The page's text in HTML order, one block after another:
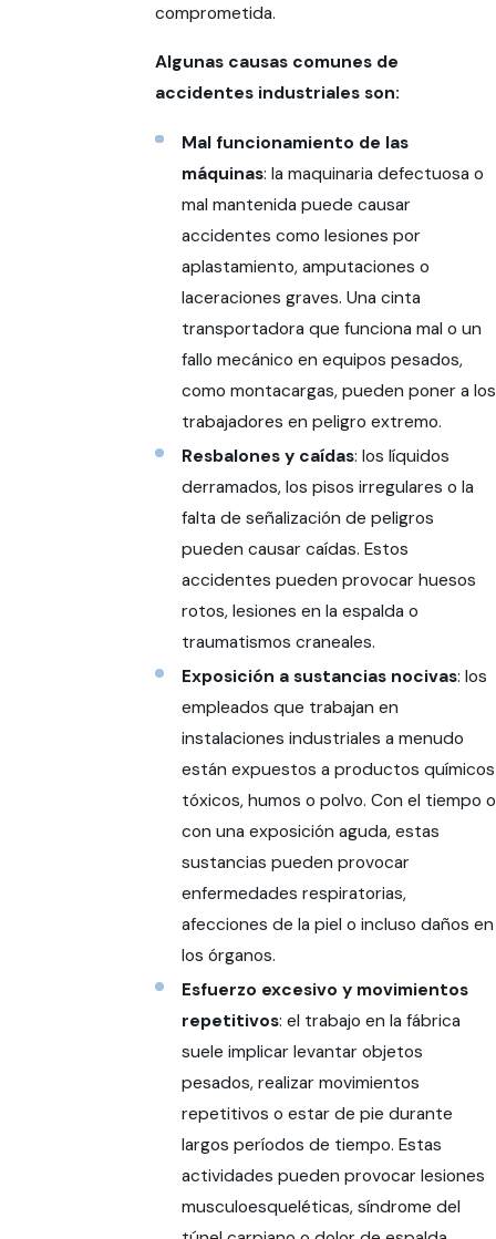
comprometida.
Algunas causas comunes de
accidentes industriales son:
Mal funcionamiento de las
máquinas: la maquinaria defectuosa o
mal mantenida puede causar
accidentes como lesiones por
aplastamiento, amputaciones o
laceraciones graves. Una cinta
transportadora que funciona mal o un
fallo mecánico en equipos pesados,
como montacargas, pueden poner a los
trabajadores en peligro extremo.
Resbalones y caídas: los líquidos
derramados, los pisos irregulares o la
falta de señalización de peligros
pueden causar caídas. Estos
accidentes pueden provocar huesos
rotos, lesiones en la espalda o
traumatismos craneales.
Exposición a sustancias nocivas: los
empleados que trabajan en
instalaciones industriales a menudo
están expuestos a productos químicos
tóxicos, humos o polvo. Con el tiempo o
con una exposición aguda, estas
sustancias pueden provocar
enfermedades respiratorias,
afecciones de la piel o incluso daños en
los órganos.
Esfuerzo excesivo y movimientos
repetitivos: el trabajo en la fábrica
suele implicar levantar objetos
pesados, realizar movimientos
repetitivos o estar de pie durante
largos períodos de tiempo. Estas
actividades pueden provocar lesiones
musculoesqueléticas, síndrome del